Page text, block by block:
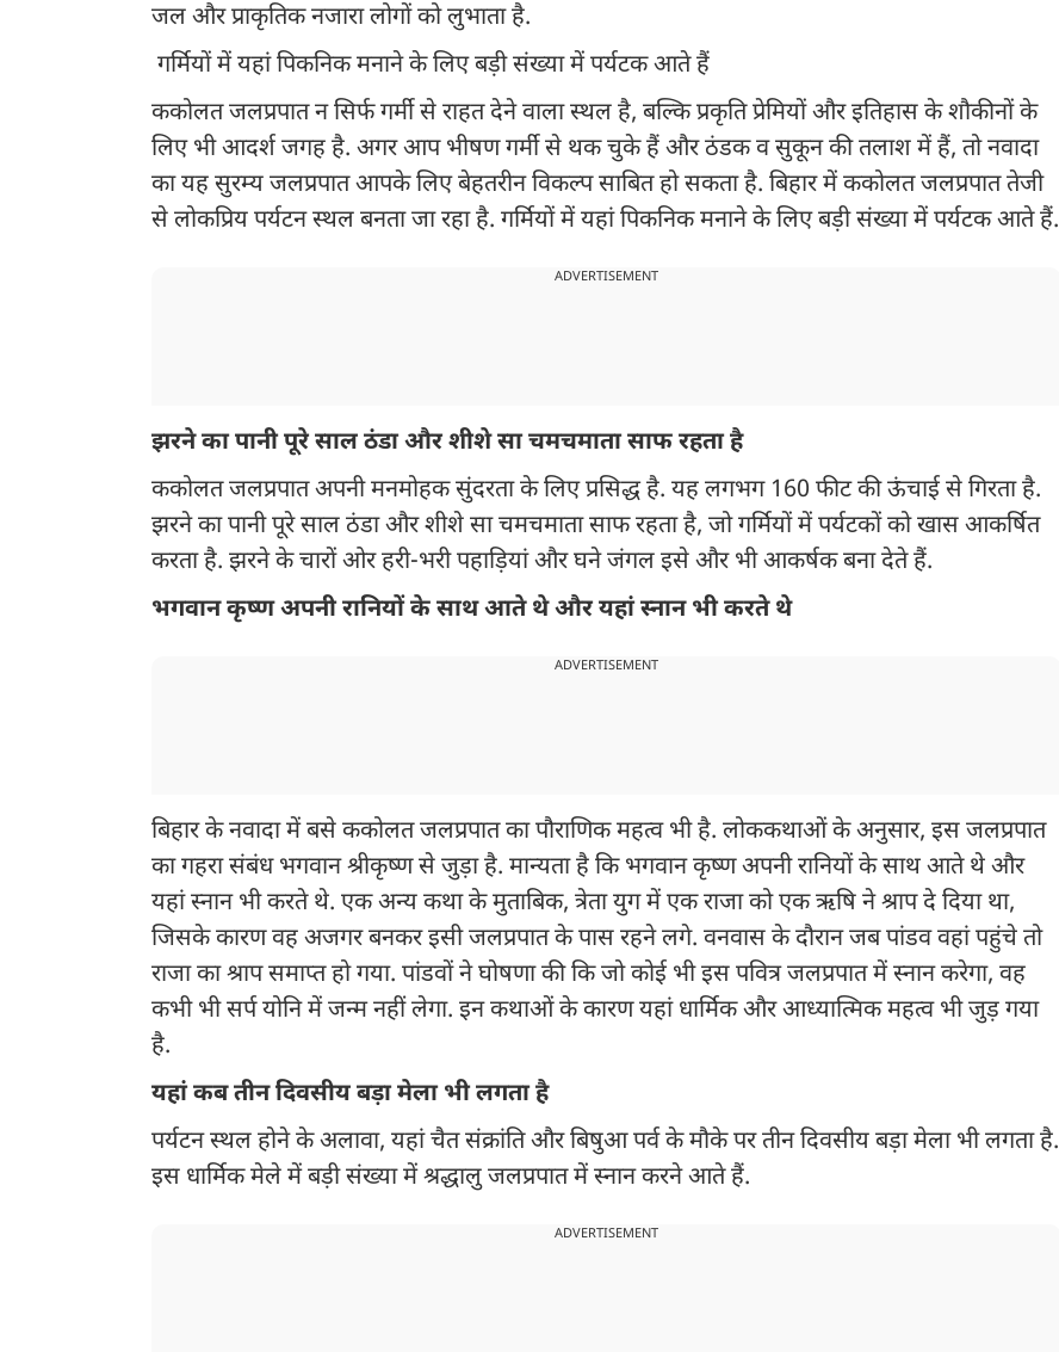
जल और प्राकृतिक नजारा लोगों को लुभाता है.
गर्मियों में यहां पिकनिक मनाने के लिए बड़ी संख्या में पर्यटक आते हैं
ककोलत जलप्रपात न सिर्फ गर्मी से राहत देने वाला स्थल है, बल्कि प्रकृति प्रेमियों और इतिहास के शौकीनों के
लिए भी आदर्श जगह है. अगर आप भीषण गर्मी से थक चुके हैं और ठंडक व सुकून की तलाश में हैं, तो नवादा
का यह सुरम्य जलप्रपात आपके लिए बेहतरीन विकल्प साबित हो सकता है. बिहार में ककोलत जलप्रपात तेजी
से लोकप्रिय पर्यटन स्थल बनता जा रहा है. गर्मियों में यहां पिकनिक मनाने के लिए बड़ी संख्या में पर्यटक आते हैं.
ADVERTISEMENT
झरने का पानी पूरे साल ठंडा और शीशे सा चमचमाता साफ रहता है
ककोलत जलप्रपात अपनी मनमोहक सुंदरता के लिए प्रसिद्ध है. यह लगभग 160 फीट की ऊंचाई से गिरता है.
झरने का पानी पूरे साल ठंडा और शीशे सा चमचमाता साफ रहता है, जो गर्मियों में पर्यटकों को खास आकर्षित
करता है. झरने के चारों ओर हरी-भरी पहाड़ियां और घने जंगल इसे और भी आकर्षक बना देते हैं.
भगवान कृष्ण अपनी रानियों के साथ आते थे और यहां स्नान भी करते थे
ADVERTISEMENT
बिहार के नवादा में बसे ककोलत जलप्रपात का पौराणिक महत्व भी है. लोककथाओं के अनुसार, इस जलप्रपात
का गहरा संबंध भगवान श्रीकृष्ण से जुड़ा है. मान्यता है कि भगवान कृष्ण अपनी रानियों के साथ आते थे और
यहां स्नान भी करते थे. एक अन्य कथा के मुताबिक, त्रेता युग में एक राजा को एक ऋषि ने श्राप दे दिया था,
जिसके कारण वह अजगर बनकर इसी जलप्रपात के पास रहने लगे. वनवास के दौरान जब पांडव वहां पहुंचे तो
राजा का श्राप समाप्त हो गया. पांडवों ने घोषणा की कि जो कोई भी इस पवित्र जलप्रपात में स्नान करेगा, वह
कभी भी सर्प योनि में जन्म नहीं लेगा. इन कथाओं के कारण यहां धार्मिक और आध्यात्मिक महत्व भी जुड़ गया
है.
यहां कब तीन दिवसीय बड़ा मेला भी लगता है
पर्यटन स्थल होने के अलावा, यहां चैत संक्रांति और बिषुआ पर्व के मौके पर तीन दिवसीय बड़ा मेला भी लगता है.
इस धार्मिक मेले में बड़ी संख्या में श्रद्धालु जलप्रपात में स्नान करने आते हैं.
ADVERTISEMENT